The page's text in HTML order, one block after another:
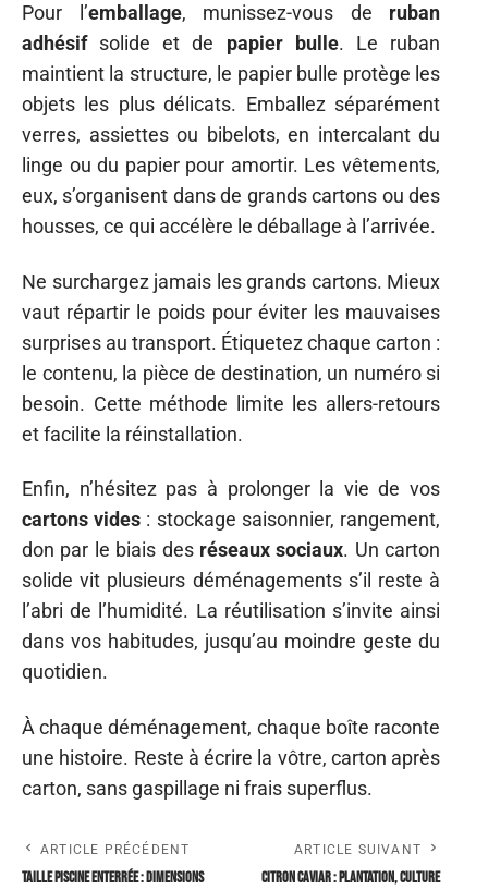
Pour l’emballage, munissez-vous de ruban
adhésifsolide et de papier bulle. Le ruban
maintient la structure, le papier bulle protège les
objets les plus délicats. Emballez séparément
verres, assiettes ou bibelots, en intercalant du
linge ou du papier pour amortir. Les vêtements,
eux, s’organisent dans de grands cartons ou des
housses, ce qui accélère le déballage à l’arrivée.
Ne surchargez jamais les grands cartons. Mieux
vaut répartir le poids pour éviter les mauvaises
surprises au transport. Étiquetez chaque carton :
le contenu, la pièce de destination, un numéro si
besoin. Cette méthode limite les allers-retours
et facilite la réinstallation.
Enfin, n’hésitez pas à prolonger la vie de vos
cartons vides : stockage saisonnier, rangement,
don par le biais des réseaux sociaux. Un carton
solide vit plusieurs déménagements s’il reste à
l’abri de l’humidité. La réutilisation s’invite ainsi
dans vos habitudes, jusqu’au moindre geste du
quotidien.
À chaque déménagement, chaque boîte raconte
une histoire. Reste à écrire la vôtre, carton après
carton, sans gaspillage ni frais superflus.
ARTICLE PRÉCÉDENT
Taille piscine enterrée : dimensions
ARTICLE SUIVANT
Citron caviar : plantation, culture